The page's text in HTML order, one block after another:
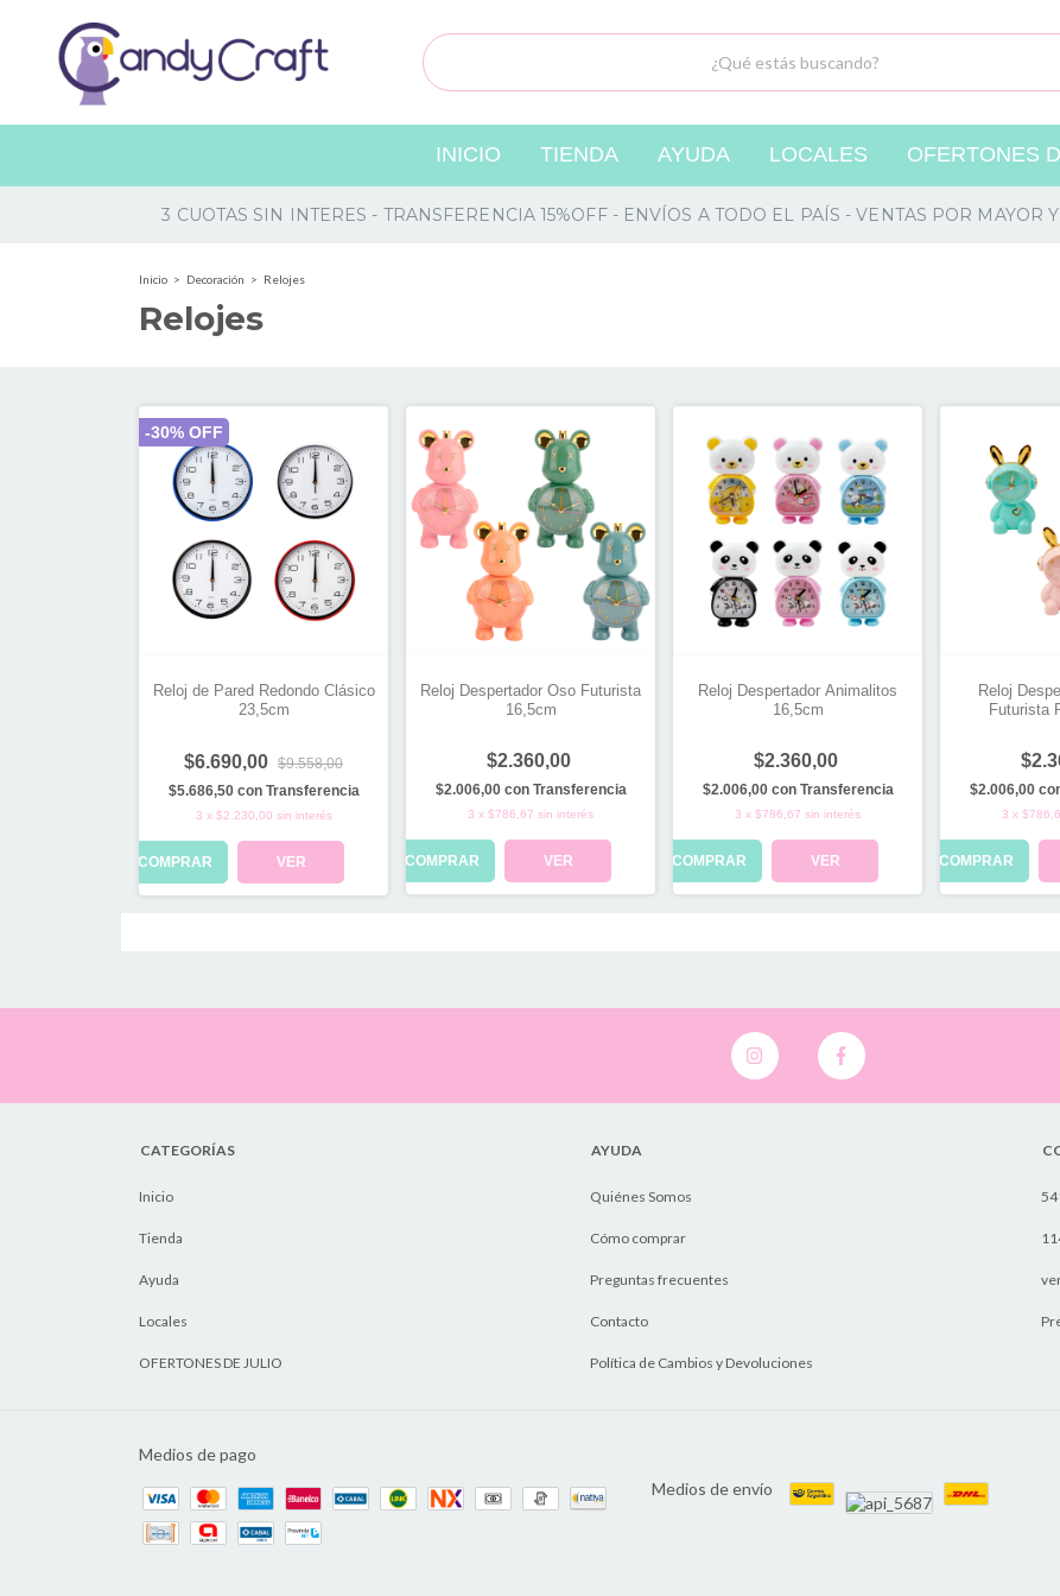
INICIO TIENDA AYUDA LOCALES OFERTONES
3 CUOTAS SIN INTERES - TRANSFERENCIA 15%OFF - ENVÍOS A TODO EL PAÍS - VENTAS POR
Inicio > Decoración > Relojes
Relojes
Reloj de Pared Redondo Clásico
23,5cm
-30% OFF
$6.690,00 $9.558,00
$5.686,50 con Transferencia
3 x $2.230,00 sin interés
COMPRAR VER
Reloj Despertador Oso Futurista
16,5cm
$2.360,00
$2.006,00 con Transferencia
3 x $786,67 sin interés
COMPRAR VER
Reloj Despertador Animalitos
16,5cm
$2.360,00
$2.006,00 con Transferencia
3 x $786,67 sin interés
COMPRAR VER
Reloj
Futurista
$2.006,00
3 x
COMPRAR
CATEGORÍAS
Inicio
Tienda
Ayuda
Locales
OFERTONES DE JULIO
AYUDA
Quiénes Somos
Cómo comprar
Preguntas frecuentes
Contacto
Política de Cambios y Devoluciones
Medios de pago
Medios de envío